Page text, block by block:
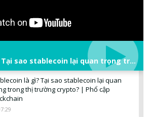
Stablecoin là gì? Tại sao stablecoin lại quan trọng trong thị trường crypto? | Phổ cập Blockchain
là gì? Tại sao stablecoin lại quan
trong thị trường crypto? | Phổ cập